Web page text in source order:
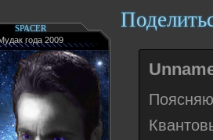
SPACER
года 2009